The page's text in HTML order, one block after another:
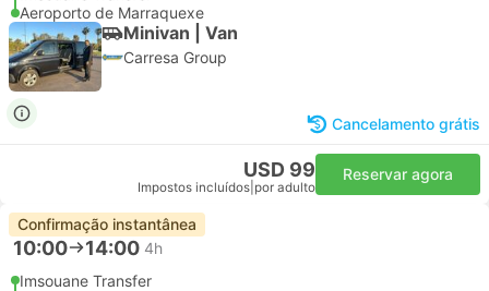
Aeroporto de Marraquexe
Minivan | Van
Carresa Group
Cancelamento grátis
USD 99
Impostos incluídos por adulto
Reservar agora
Confirmação instantânea
10:00 14:00 4h
Imsouane Transfer